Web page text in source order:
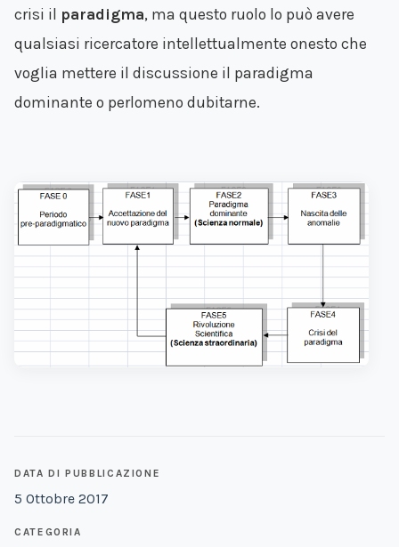
DATA DI PUBBLICAZIONE
5 Ottobre 2017
CATEGORIA
crisi il paradigma, ma questo ruolo lo può avere
qualsiasi ricercatore intellettualmente onesto che
voglia mettere il discussione il paradigma
dominante o perlomeno dubitarne.